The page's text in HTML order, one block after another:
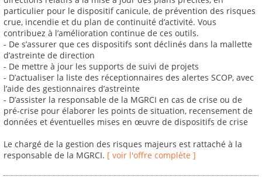
particulier pour le dispositif canicule, de prévention des risques
crue, incendie et du plan de continuité d’activité. Vous
contribuez à l’amélioration continue de ces outils.
- De s’assurer que ces dispositifs sont déclinés dans la mallette
d’astreinte de direction
- De mettre à jour les supports de suivi de projets
- D’actualiser la liste des réceptionnaires des alertes SCOP, avec
l’aide des gestionnaires d’astreinte
- D’assister la responsable de la MGRCI en cas de crise ou de
pré-crise pour élaborer les points de situation, recensement de
données et éventuelles mises en œuvre de dispositifs de crise
Le chargé de la gestion des risques majeurs est rattaché à la
responsable de la MGRCI. [ voir l'offre complète ]